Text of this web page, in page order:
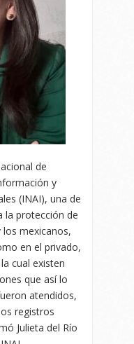
de
y
(INAI), una de
la protección de
mexicanos,
en el privado,
cual existen
que así lo
atendidos,
registros
Julieta del Río